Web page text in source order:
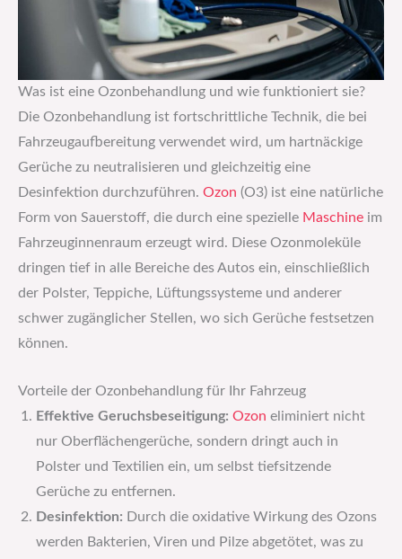
Was ist eine Ozonbehandlung und wie funktioniert sie?
Die Ozonbehandlung ist fortschrittliche Technik, die bei
Fahrzeugaufbereitung verwendet wird, um hartnäckige
Gerüche zu neutralisieren und gleichzeitig eine
Desinfektion durchzuführen. Ozon (O3) ist eine natürliche
Form von Sauerstoff, die durch eine spezielle Maschine im
Fahrzeuginnenraum erzeugt wird. Diese Ozonmoleküle
dringen tief in alle Bereiche des Autos ein, einschließlich
der Polster, Teppiche, Lüftungssysteme und anderer
schwer zugänglicher Stellen, wo sich Gerüche festsetzen
können.
Vorteile der Ozonbehandlung für Ihr Fahrzeug
Effektive Geruchsbeseitigung: Ozon eliminiert nicht
nur Oberflächengerüche, sondern dringt auch in
Polster und Textilien ein, um selbst tiefsitzende
Gerüche zu entfernen.
Desinfektion: Durch die oxidative Wirkung des Ozons
werden Bakterien, Viren und Pilze abgetötet, was zu